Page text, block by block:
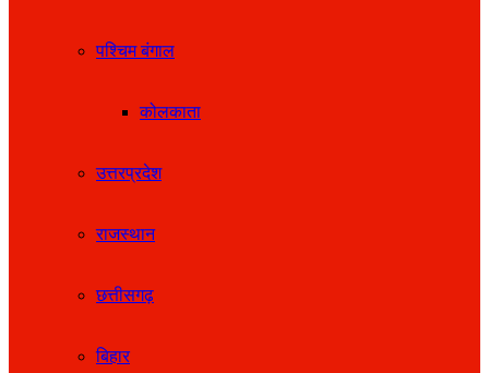
पश्चिम बंगाल
कोलकाता
उत्तरप्रदेश
राजस्थान
छत्तीसगढ़
बिहार